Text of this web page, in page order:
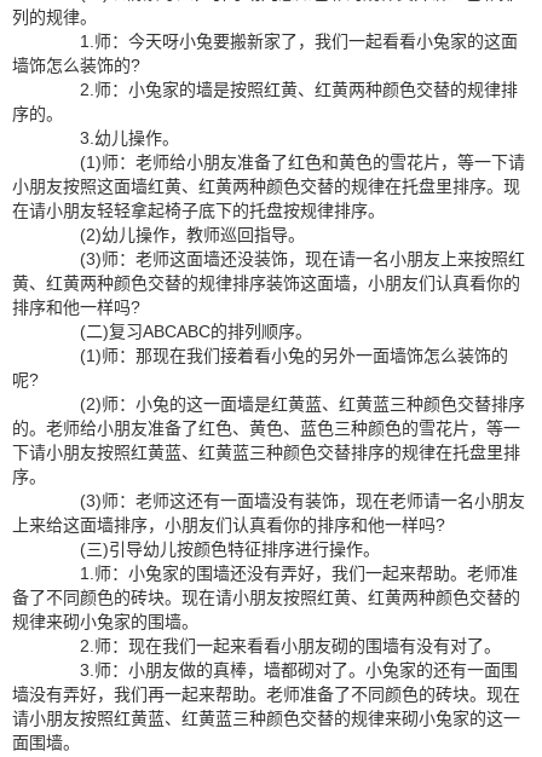
列的规律。
1.师：今天呀小兔要搬新家了，我们一起看看小兔家的这面
墙饰怎么装饰的?
2.师：小兔家的墙是按照红黄、红黄两种颜色交替的规律排
序的。
3.幼儿操作。
(1)师：老师给小朋友准备了红色和黄色的雪花片，等一下请
小朋友按照这面墙红黄、红黄两种颜色交替的规律在托盘里排序。现
在请小朋友轻轻拿起椅子底下的托盘按规律排序。
(2)幼儿操作，教师巡回指导。
(3)师：老师这面墙还没装饰，现在请一名小朋友上来按照红
黄、红黄两种颜色交替的规律排序装饰这面墙，小朋友们认真看你的
排序和他一样吗?
(二)复习ABCABC的排列顺序。
(1)师：那现在我们接着看小兔的另外一面墙饰怎么装饰的
呢?
(2)师：小兔的这一面墙是红黄蓝、红黄蓝三种颜色交替排序
的。老师给小朋友准备了红色、黄色、蓝色三种颜色的雪花片，等一
下请小朋友按照红黄蓝、红黄蓝三种颜色交替排序的规律在托盘里排
序。
(3)师：老师这还有一面墙没有装饰，现在老师请一名小朋友
上来给这面墙排序，小朋友们认真看你的排序和他一样吗?
(三)引导幼儿按颜色特征排序进行操作。
1.师：小兔家的围墙还没有弄好，我们一起来帮助。老师准
备了不同颜色的砖块。现在请小朋友按照红黄、红黄两种颜色交替的
规律来砌小兔家的围墙。
2.师：现在我们一起来看看小朋友砌的围墙有没有对了。
3.师：小朋友做的真棒，墙都砌对了。小兔家的还有一面围
墙没有弄好，我们再一起来帮助。老师准备了不同颜色的砖块。现在
请小朋友按照红黄蓝、红黄蓝三种颜色交替的规律来砌小兔家的这一
面围墙。